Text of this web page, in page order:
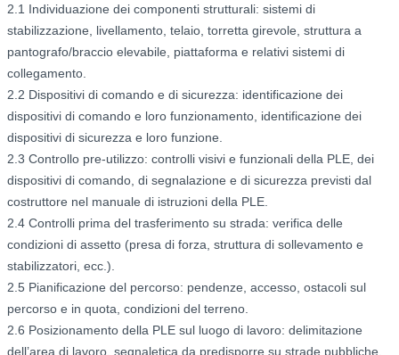
2.1 Individuazione dei componenti strutturali: sistemi di
stabilizzazione, livellamento, telaio, torretta girevole, struttura a
pantografo/braccio elevabile, piattaforma e relativi sistemi di
collegamento.
2.2 Dispositivi di comando e di sicurezza: identificazione dei
dispositivi di comando e loro funzionamento, identificazione dei
dispositivi di sicurezza e loro funzione.
2.3 Controllo pre-utilizzo: controlli visivi e funzionali della PLE, dei
dispositivi di comando, di segnalazione e di sicurezza previsti dal
costruttore nel manuale di istruzioni della PLE.
2.4 Controlli prima del trasferimento su strada: verifica delle
condizioni di assetto (presa di forza, struttura di sollevamento e
stabilizzatori, ecc.).
2.5 Pianificazione del percorso: pendenze, accesso, ostacoli sul
percorso e in quota, condizioni del terreno.
2.6 Posizionamento della PLE sul luogo di lavoro: delimitazione
dell’area di lavoro, segnaletica da predisporre su strade pubbliche,